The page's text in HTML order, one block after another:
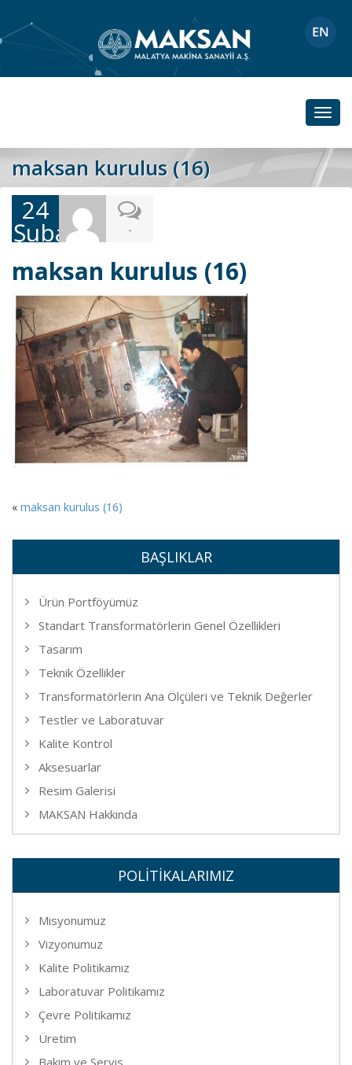
maksan kurulus (16)
24
Şubat
2019
-
maksan kurulus (16)
« maksan kurulus (16)
BAŞLIKLAR
Ürün Portföyümüz
Standart Transformatörlerin Genel Özellikleri
Tasarım
Teknik Özellikler
Transformatörlerin Ana Ölçüleri ve Teknik Değerler
Testler ve Laboratuvar
Kalite Kontrol
Aksesuarlar
Resim Galerisi
MAKSAN Hakkında
POLİTİKALARIMIZ
Misyonumuz
Vizyonumuz
Kalite Politikamız
Laboratuvar Politikamız
Çevre Politikamız
Üretim